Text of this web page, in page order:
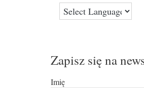
Zapisz się na
Imię